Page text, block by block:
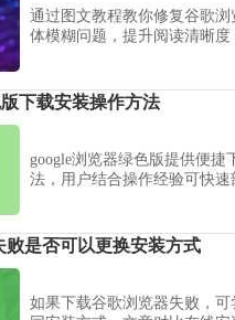
通过图文教程教你修复谷歌浏
体模糊问题，提升阅读清晰度
下载安装操作方法
google浏览器绿色版提供便捷
法，用户结合操作经验可快速
败是否可以更换安装方式
如果下载谷歌浏览器失败，可